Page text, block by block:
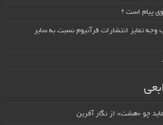
پیام است ؟
وجه تمایز انتشارات قرآنیوم نسبت به سایر
چو «هشت» از نگار آفرین